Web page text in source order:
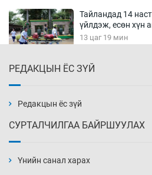
Тайландад 14
үйлдэж, есөн хүн
13 цаг 19 мин
14 цаг 19 мин
РЕДАКЦЫН ЁС ЗҮЙ
Редакцын ёс зүй
СУРТАЛЧИЛГАА БАЙРШУУЛАХ
Үнийн санал харах